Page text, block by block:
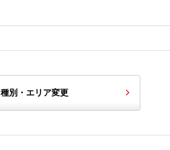
種別・エリア変更